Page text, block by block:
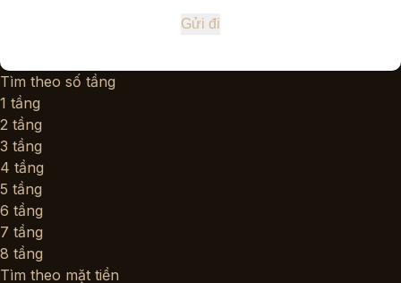
Tìm theo số tầng
1 tầng
2 tầng
3 tầng
4 tầng
5 tầng
6 tầng
7 tầng
8 tầng
Tìm theo mặt tiền